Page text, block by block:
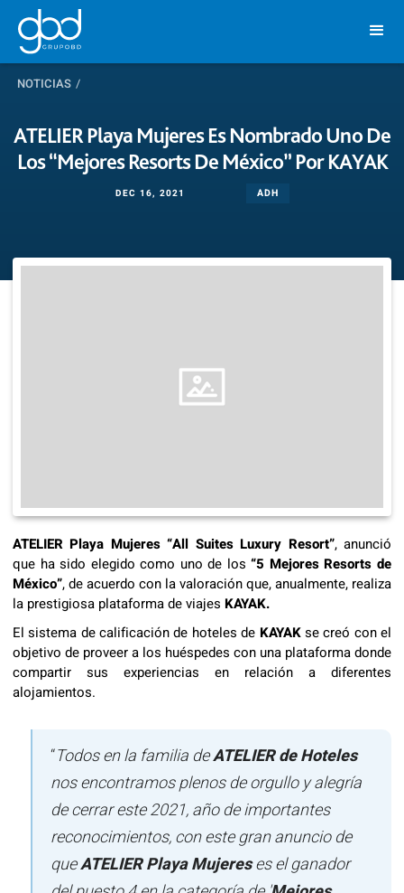
NOTICIAS /
ATELIER Playa Mujeres Es Nombrado Uno De
Los “Mejores Resorts De México” Por KAYAK
DEC 16, 2021 ADH
ATELIER Playa Mujeres “All Suites Luxury Resort”, anunció
que ha sido elegido como uno de los“5 Mejores Resorts de
México”, de acuerdo con la valoración que, anualmente, realiza
la prestigiosa plataforma de viajes KAYAK.
El sistema de calificación de hoteles de KAYAKse creó con el
objetivo de proveer a los huéspedes con una plataforma donde
compartir sus experiencias en relación a diferentes
alojamientos.
“Todos en la familia deATELIER de Hoteles
nos encontramos plenos de orgullo y alegría
de cerrar este 2021, año de importantes
reconocimientos, con este gran anuncio de
queATELIER Playa Mujereses el ganador